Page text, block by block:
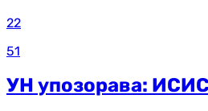
22
51
УН упозорава: